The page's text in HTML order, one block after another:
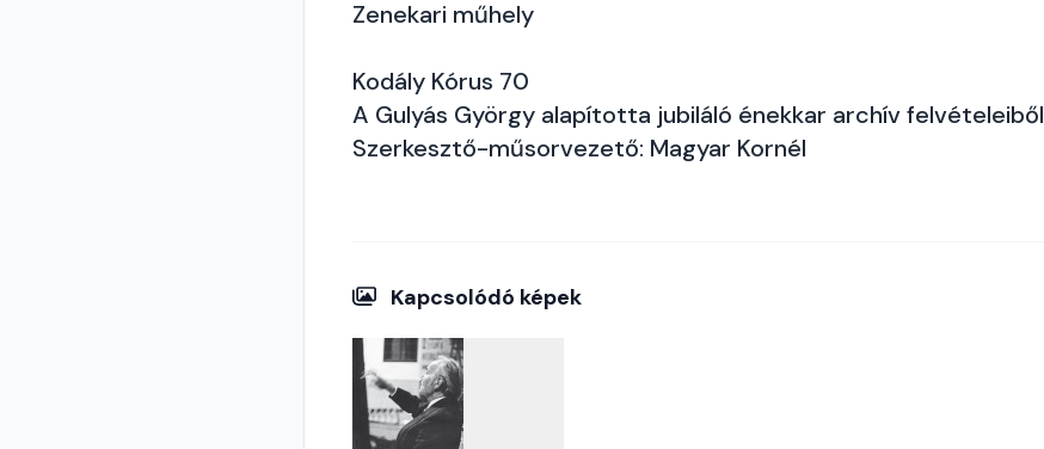
Zenekari műhely
Kodály Kórus 70
A Gulyás György alapította jubiláló énekkar archív felvételeiből
Szerkesztő-műsorvezető: Magyar Kornél
Kapcsolódó képek